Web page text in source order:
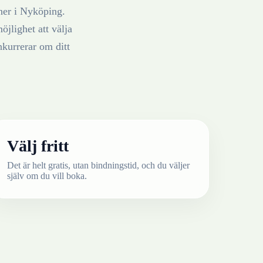
i Nyköping.
att välja
om ditt
Välj fritt
Det är helt gratis, utan bindningstid, och du väljer
själv om du vill boka.